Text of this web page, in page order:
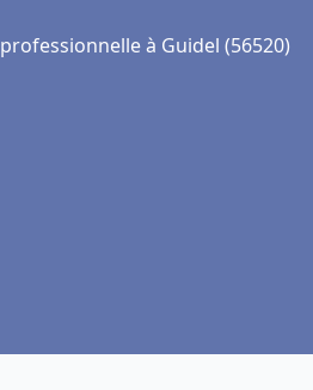
à Guidel (56520)